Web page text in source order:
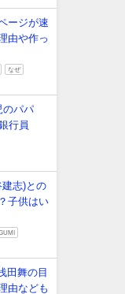
ージが速
由や作っ
なぜ
のパパ
行員
建志)との
子供はい
田舞の目
由なども